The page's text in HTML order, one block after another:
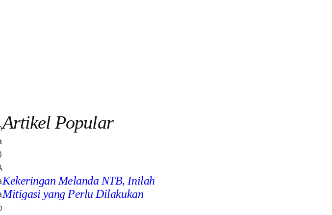
Artikel Popular
Kekeringan Melanda NTB, Inilah
Mitigasi yang Perlu Dilakukan